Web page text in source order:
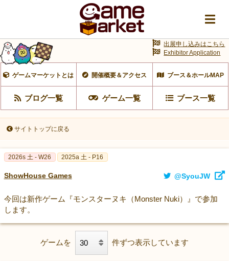
ゲームマーケットとは 開催概要＆アクセス ブース＆ホールMAP
ブログ一覧 ゲーム一覧 ブース一覧
出展申し込みはこちら
Exhibitor Application
サイトトップに戻る
2026s 土 - W26 2025a 土 - P16
ShowHouse Games @SyouJW
今回は新作ゲーム『モンスターヌキ（Monster Nuki）』で参加
します。
ゲームを 件ずつ表示しています